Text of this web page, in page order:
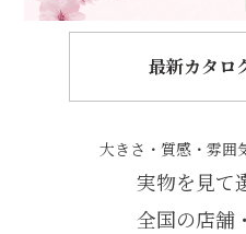
最新カタロ
大きさ・質感・雰囲
実物を見て
全国の店舗